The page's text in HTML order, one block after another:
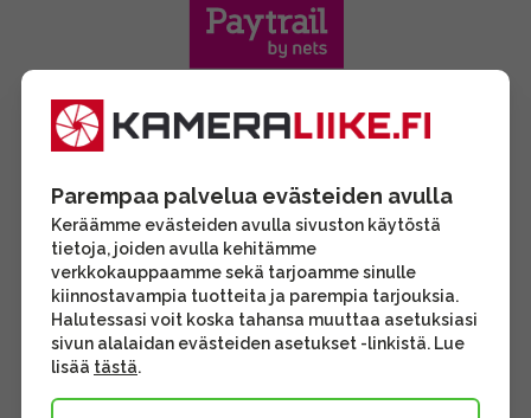
Parempaa palvelua evästeiden avulla
Keräämme evästeiden avulla sivuston käytöstä
tietoja, joiden avulla kehitämme
verkkokauppaamme sekä tarjoamme sinulle
kiinnostavampia tuotteita ja parempia tarjouksia.
Halutessasi voit koska tahansa muuttaa asetuksiasi
sivun alalaidan evästeiden asetukset -linkistä. Lue
lisää tästä.